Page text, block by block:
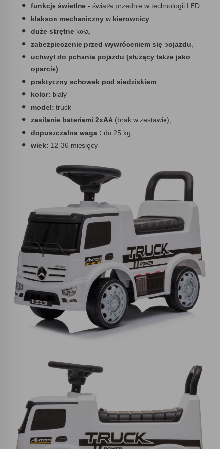
funkcje świetlne - światła przednie w technologii LED
klakson mechaniczny w kierownicy
duże skrętne koła,
zabezpieczenie przed wywróceniem się pojazdu
uchwyt do pchania pojazdu (służący także jako
oparcie)
praktyczny schowek pod siedziskiem
kolor: biały
model: truck
zasilanie bateriami 2xAA (brak w zestawie),
dopuszczalna waga : do 25 kg,
wiek: 12-36 miesięcy